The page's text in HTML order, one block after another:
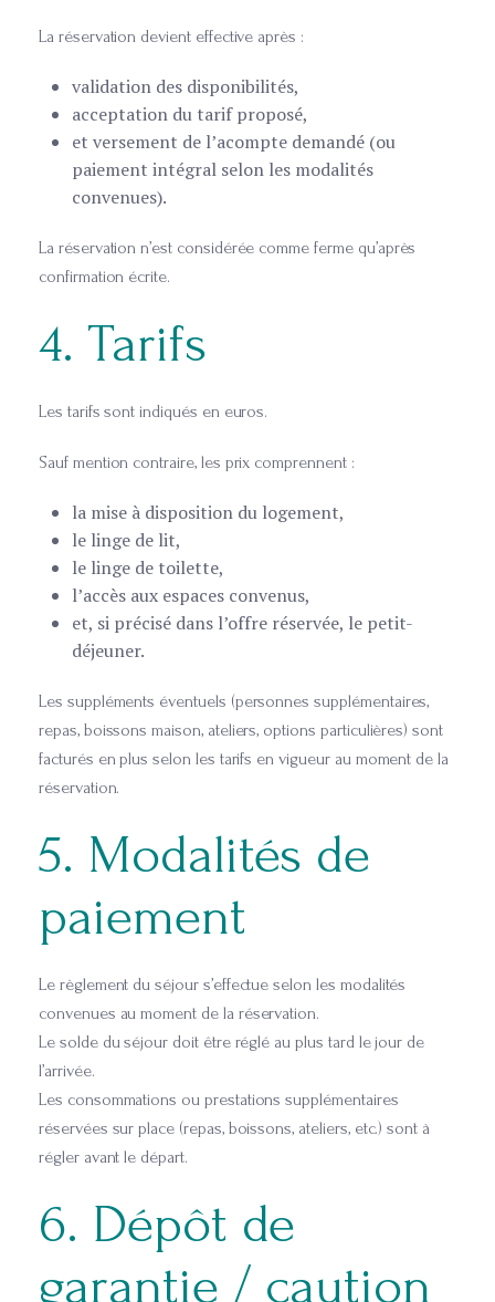
La réservation devient effective après :
validation des disponibilités,
acceptation du tarif proposé,
et versement de l’acompte demandé (ou
paiement intégral selon les modalités
convenues).
La réservation n’est considérée comme ferme qu’après
confirmation écrite.
4. Tarifs
Les tarifs sont indiqués en euros.
Sauf mention contraire, les prix comprennent :
la mise à disposition du logement,
le linge de lit,
le linge de toilette,
l’accès aux espaces convenus,
et, si précisé dans l’offre réservée, le petit-
déjeuner.
Les suppléments éventuels (personnes supplémentaires,
repas, boissons maison, ateliers, options particulières) sont
facturés en plus selon les tarifs en vigueur au moment de la
réservation.
5. Modalités de
paiement
Le règlement du séjour s’effectue selon les modalités
convenues au moment de la réservation.
Le solde du séjour doit être réglé au plus tard le jour de
l’arrivée.
Les consommations ou prestations supplémentaires
réservées sur place (repas, boissons, ateliers, etc.) sont à
régler avant le départ.
6. Dépôt de
garantie / caution